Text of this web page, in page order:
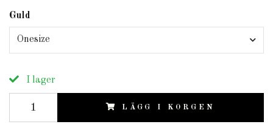
Guld
Onesize
I lager
LÄGG I KORGEN